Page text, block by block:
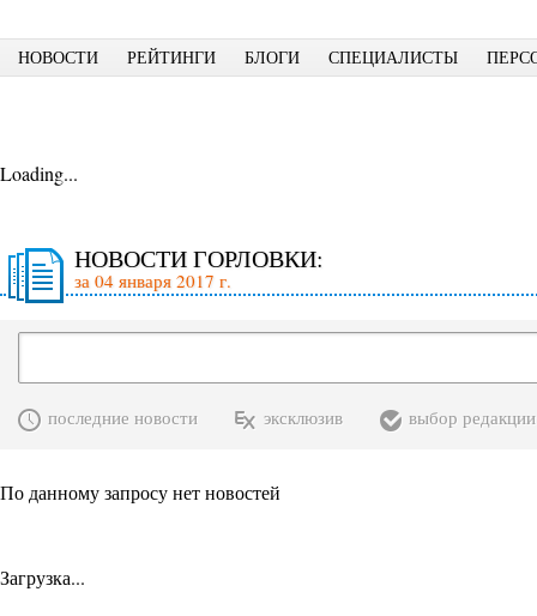
НОВОСТИ РЕЙТИНГИ БЛОГИ СПЕЦИАЛИСТЫ
Loading...
НОВОСТИ ГОРЛОВКИ:
за 04 января 2017 г.
последние новости эксклюзив выбор редакции
По данному запросу нет новостей
Загрузка...